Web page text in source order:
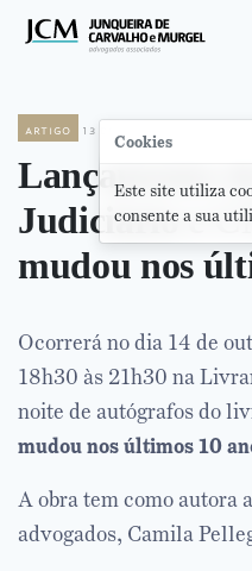
artigo 13 de outubro de 2015
Lançamento
Judiciário e
mudou nos
Ocorrerá no dia 14 de
18h30 às 21h30 na
noite de autógrafos do
mudou nos últimos 10
A obra tem como autora
advogados, Camila
Cookies
Este site utiliza
consente a sua